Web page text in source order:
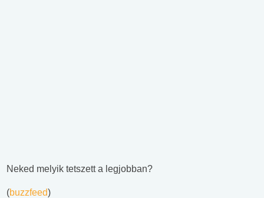
Neked melyik tetszett a legjobban?
(buzzfeed)